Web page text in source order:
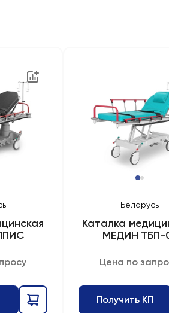
Каталка
МЕДИН ТБП-
Беларусь
Цена по
Получить КП